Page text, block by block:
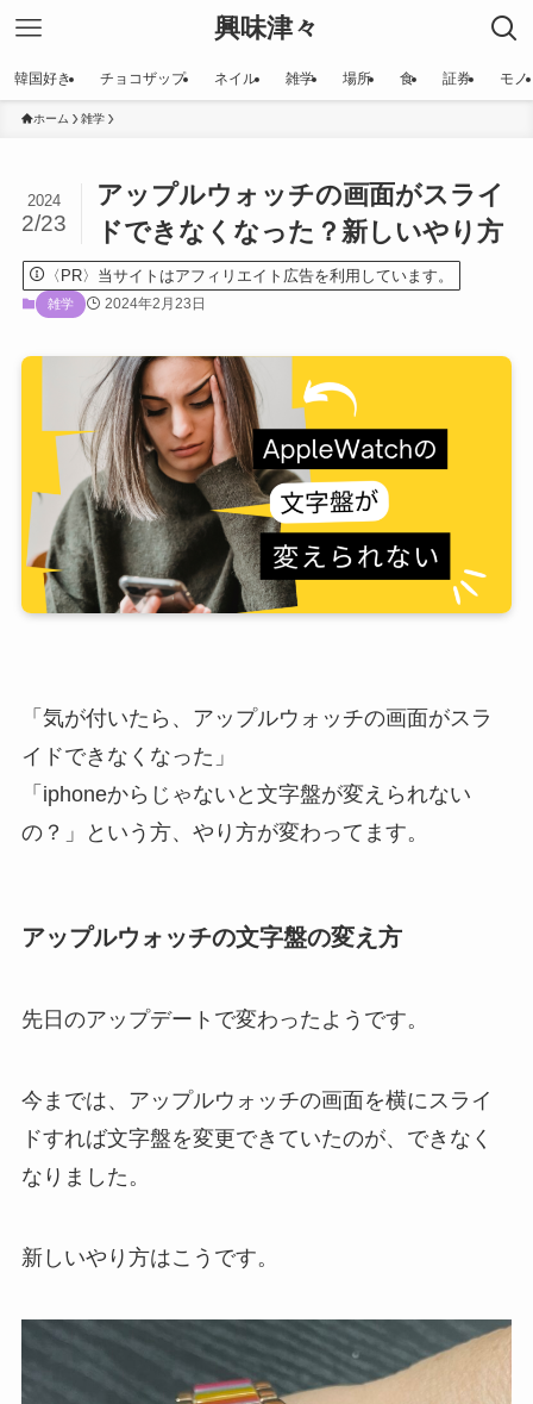
興味津々
韓国好き チョコザップ ネイル 雑学 場所 食 証券 モノ
ホーム 雑学
アップルウォッチの画面がスライ
ドできなくなった？新しいやり方
2024
2/23
〈PR〉当サイトはアフィリエイト広告を利用しています。
雑学 2024年2月23日
「気が付いたら、アップルウォッチの画面がスラ
イドできなくなった」
「iphoneからじゃないと文字盤が変えられない
の？」という方、やり方が変わってます。
アップルウォッチの文字盤の変え方
先日のアップデートで変わったようです。
今までは、アップルウォッチの画面を横にスライ
ドすれば文字盤を変更できていたのが、できなく
なりました。
新しいやり方はこうです。